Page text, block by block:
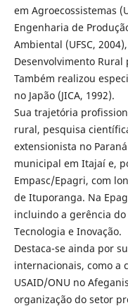
em Agroecossistemas
Engenharia de
Ambiental (UFSC,
Desenvolvimento Rural
Também realizou
no Japão (JICA, 1992).
Sua trajetória
rural, pesquisa
extensionista no
municipal em Itajaí e,
Empasc/Epagri, com
de Ituporanga. Na
incluindo a gerência
Tecnologia e Inovação.
Destaca-se ainda por
internacionais, como a
USAID/ONU no
organização do setor